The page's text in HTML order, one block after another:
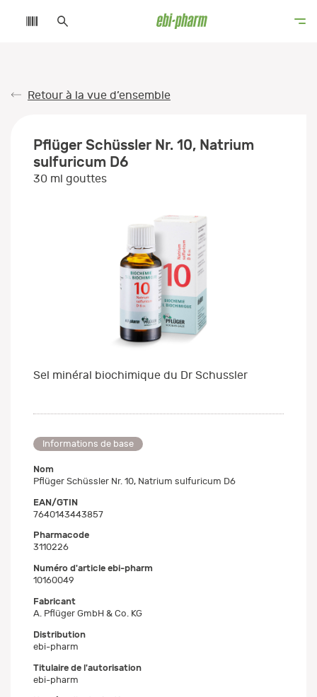
Retour à la vue d’ensemble
Pflüger Schüssler Nr. 10, Natrium
sulfuricum D6
30 ml gouttes
Sel minéral biochimique du Dr Schussler
Informations de base
Nom
Pflüger Schüssler Nr. 10, Natrium sulfuricum D6
EAN/GTIN
7640143443857
Pharmacode
3110226
Numéro d'article ebi-pharm
10160049
Fabricant
A. Pflüger GmbH & Co. KG
Distribution
ebi-pharm
Titulaire de l'autorisation
ebi-pharm